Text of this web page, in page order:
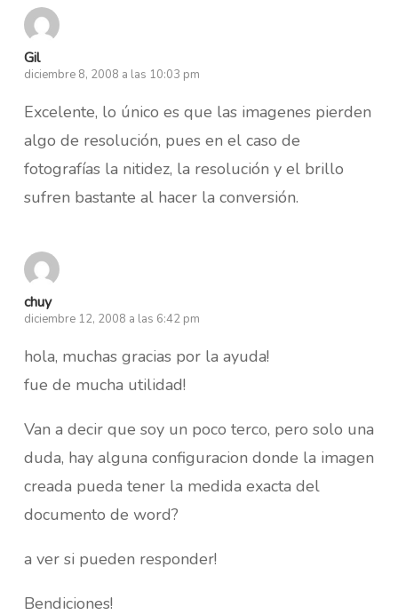
Gil
diciembre 8, 2008 a las 10:03 pm
Excelente, lo único es que las imagenes pierden
algo de resolución, pues en el caso de
fotografías la nitidez, la resolución y el brillo
sufren bastante al hacer la conversión.
chuy
diciembre 12, 2008 a las 6:42 pm
hola, muchas gracias por la ayuda!
fue de mucha utilidad!
Van a decir que soy un poco terco, pero solo una
duda, hay alguna configuracion donde la imagen
creada pueda tener la medida exacta del
documento de word?
a ver si pueden responder!
Bendiciones!